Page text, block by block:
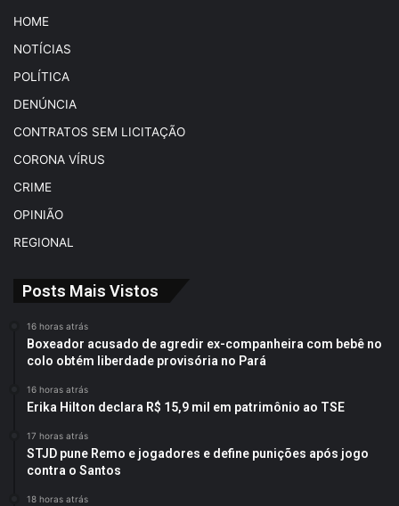
HOME
NOTÍCIAS
POLÍTICA
DENÚNCIA
CONTRATOS SEM LICITAÇÃO
CORONA VÍRUS
CRIME
OPINIÃO
REGIONAL
Posts Mais Vistos
16 horas atrás
Boxeador acusado de agredir ex-companheira com bebê no
colo obtém liberdade provisória no Pará
16 horas atrás
Erika Hilton declara R$ 15,9 mil em patrimônio ao TSE
17 horas atrás
STJD pune Remo e jogadores e define punições após jogo
contra o Santos
18 horas atrás